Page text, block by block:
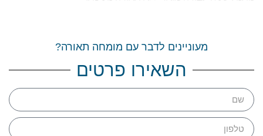
מעוניינים לדבר עם מומחה תאורה?
השאירו פרטים